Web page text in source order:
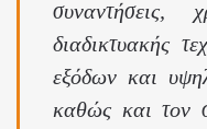
διαδικτυακής
εξόδων και
καθώς και τον